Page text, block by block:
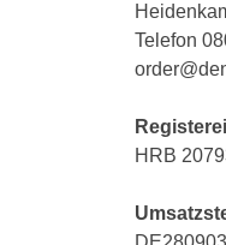
Telefon
HRB